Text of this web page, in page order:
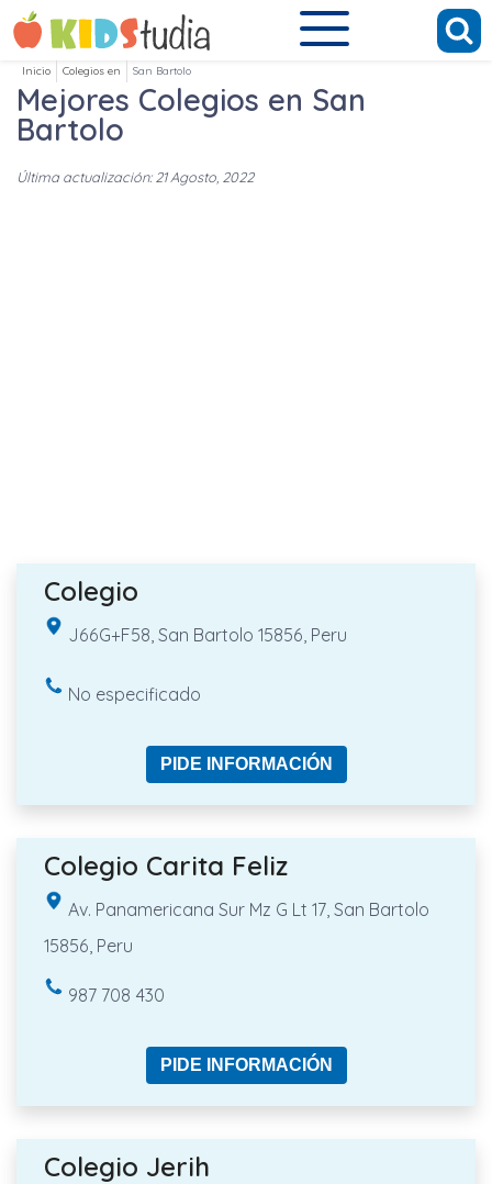
Inicio Colegios en San Bartolo
Mejores Colegios en San
Bartolo
Última actualización: 21 Agosto, 2022
Colegio
J66G+F58, San Bartolo 15856, Peru
No especificado
PIDE INFORMACIÓN
Colegio Carita Feliz
Av. Panamericana Sur Mz G Lt 17, San Bartolo
15856, Peru
987 708 430
PIDE INFORMACIÓN
Colegio Jerih